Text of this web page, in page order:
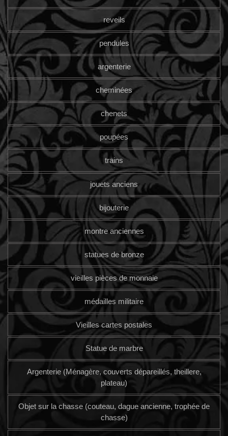
reveils
pendules
argenterie
cheminées
chenets
poupées
trains
jouets anciens
bijouterie
montre anciennes
statues de bronze
vieilles pièces de monnaie
médailles militaire
Vieilles cartes postales
Statue de marbre
Argenterie (Ménagère, couverts dépareillés, theillere,
plateau)
Objet sur la chasse (couteau, dague ancienne, trophée de
chasse)